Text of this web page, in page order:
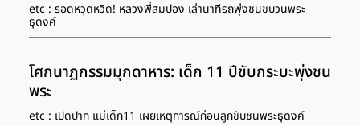
etc : รอดหวุดหวิด! หลวงพี่สมปอง เล่านาทีรถพุ่งชนขบวนพระ
ธุดงค์
โศกนาฏกรรมมุกดาหาร: เด็ก 11 ปีขับกระบะพุ่งชน
พระ
etc : เปิดปาก แม่เด็ก11 เผยเหตุการณ์ก่อนลูกขับชนพระธุดงค์